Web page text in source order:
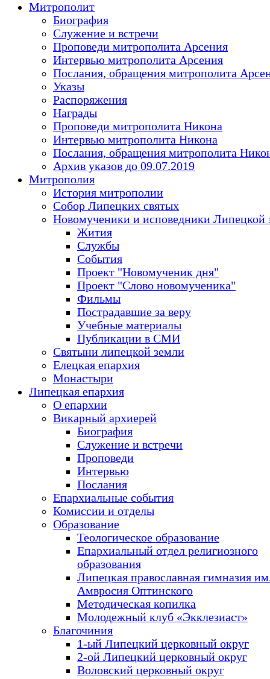
Митрополит
Биография
Служение и встречи
Проповеди митрополита Арсения
Интервью митрополита Арсения
Послания, обращения митрополита
Указы
Распоряжения
Награды
Проповеди митрополита Никона
Интервью митрополита Никона
Послания, обращения митрополита
Архив указов до 09.07.2019
Митрополия
История митрополии
Собор Липецких святых
Новомученики и исповедники Липецкой
Жития
Службы
События
Проект "Новомученик дня"
Проект "Слово новомученика"
Фильмы
Пострадавшие за веру
Учебные материалы
Публикации в СМИ
Святыни липецкой земли
Елецкая епархия
Монастыри
Липецкая епархия
О епархии
Викарный архиерей
Биография
Служение и встречи
Проповеди
Интервью
Послания
Епархиальные события
Комиссии и отделы
Образование
Теологическое образование
Епархиальный отдел религиозного
образования
Липецкая православная гимназия
Амвросия Оптинского
Методическая копилка
Молодежный клуб «Экклезиаст»
Благочиния
1-ый Липецкий церковный округ
2-ой Липецкий церковный округ
Воловский церковный округ